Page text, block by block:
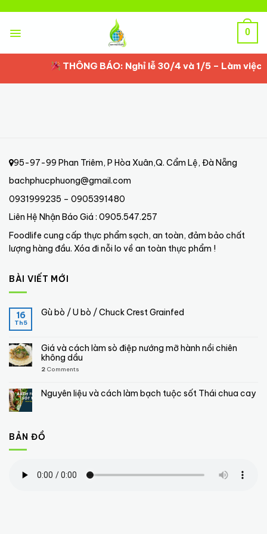
content
0
THÔNG BÁO: Nghỉ lễ 30/4 và 1/5 – Làm việc
95-97-99 Phan Triêm, P Hòa Xuân,Q. Cẩm Lệ, Đà Nẵng
bachphucphuong@gmail.com
0931999235 – 0905391480
Liên Hệ Nhận Báo Giá : 0905.547.257
Foodlife cung cấp thực phẩm sạch, an toàn, đảm bảo chất
lượng hàng đầu. Xóa đi nỗi lo về an toàn thực phẩm !
BÀI VIẾT MỚI
16
Th5
Gù bò / U bò / Chuck Crest Grainfed
Giá và cách làm sò điệp nướng mỡ hành nồi chiên
không dầu
2 Comments
Nguyên liệu và cách làm bạch tuộc sốt Thái chua cay
BẢN ĐỒ